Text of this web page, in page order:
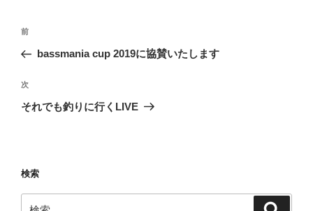
投
ナ
ビ
ゲ
ン
前
の
稿
前
bassmania cup 2019に協賛いたします
次
の
次
それでも釣りに行くLIVE
検索